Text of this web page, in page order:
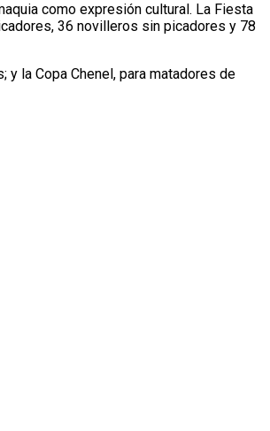
como expresión cultural. La Fiesta
36 novilleros sin picadores y 78
la Copa Chenel, para matadores de